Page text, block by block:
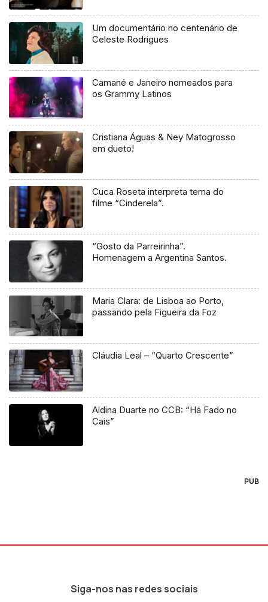
Um documentário no centenário de
Celeste Rodrigues
Camané e Janeiro nomeados para
os Grammy Latinos
Cristiana Águas & Ney Matogrosso
em dueto!
Cuca Roseta interpreta tema do
filme “Cinderela”.
“Gosto da Parreirinha”.
Homenagem a Argentina Santos.
Maria Clara: de Lisboa ao Porto,
passando pela Figueira da Foz
Cláudia Leal – “Quarto Crescente”
Aldina Duarte no CCB: “Há Fado no
Cais”
PUB
Siga-nos nas redes sociais